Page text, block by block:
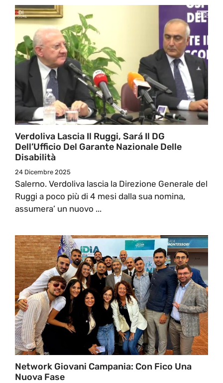
Verdoliva Lascia Il Ruggi, Sará Il DG
Dell’Ufficio Del Garante Nazionale Delle
Disabilità
24 Dicembre 2025
Salerno. Verdoliva lascia la Direzione Generale del
Ruggi a poco più di 4 mesi dalla sua nomina,
assumera’ un nuovo ...
Network Giovani Campania: Con Fico Una
Nuova Fase